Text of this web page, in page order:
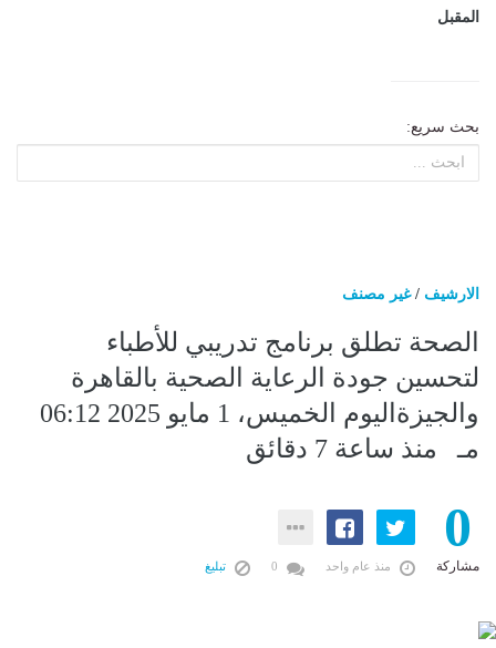
المقبل
بحث سريع:
الارشيف /غير مصنف
الصحة تطلق برنامج تدريبي للأطباء
لتحسين جودة الرعاية الصحية بالقاهرة
والجيزةاليوم الخميس، 1 مايو 2025 06:12
مـ منذ ساعة 7 دقائق
0
مشاركة منذ عام واحد تبليغ